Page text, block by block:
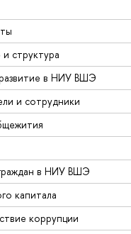
структура
в НИУ ВШЭ
и сотрудники
в НИУ ВШЭ
капитала
коррупции